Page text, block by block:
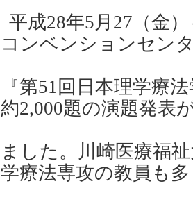
平成28年5月27（金
コンベンションセン
『第51回日本理学療
約2,000題の演題発表
ました。川崎医療福
学療法専攻の教員も